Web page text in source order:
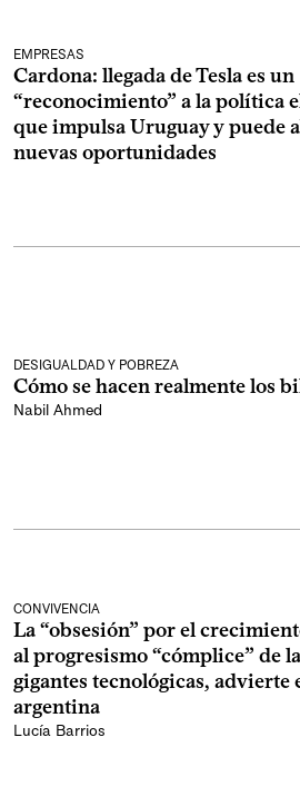
EMPRESAS
Cardona: llegada de Tesla es un
“reconocimiento” a la política
que impulsa Uruguay y puede
nuevas oportunidades
DESIGUALDAD Y POBREZA
Cómo se hacen realmente los
Nabil Ahmed
CONVIVENCIA
La “obsesión” por el
al progresismo “cómplice” de
gigantes tecnológicas, advierte
argentina
Lucía Barrios